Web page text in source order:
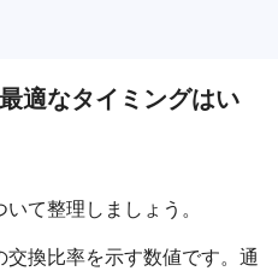
適なタイミングはい
て整理しましょう。
換比率を示す数値です。通